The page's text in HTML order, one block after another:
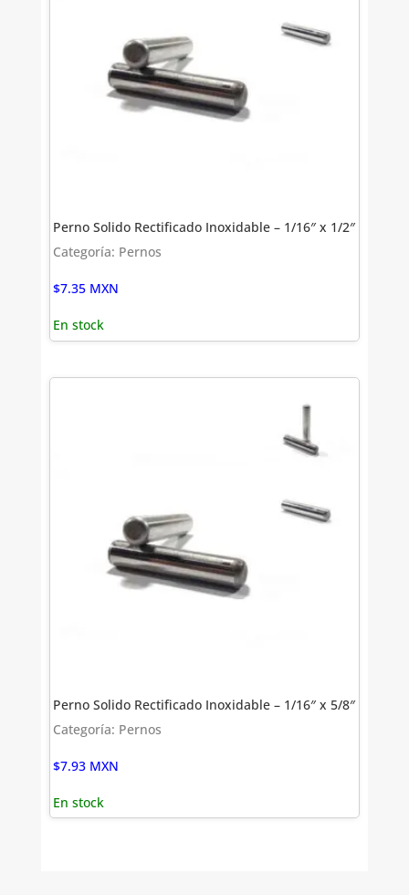
Perno Solido Rectificado Inoxidable – 1/16″ x 1/2″
Categoría: Pernos
$7.35 MXN
En stock
Perno Solido Rectificado Inoxidable – 1/16″ x 5/8″
Categoría: Pernos
$7.93 MXN
En stock